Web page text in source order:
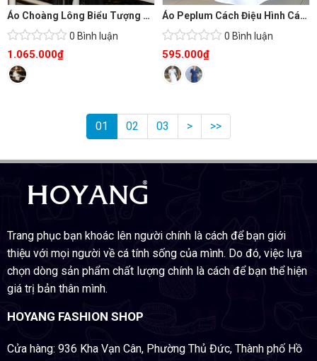
Áo Choàng Lông Biểu Tượng Của Đẳng Cấp
0 Bình luận
1.065.000₫
Áo Peplum Cách Điệu Hình Cánh Hoa
0 Bình luận
595.000₫
01 02 03 > >>
Trang phục bạn khoác lên người chính là cách để bạn giới
thiệu với mọi người về cá tính sống của mình. Do đó, việc lựa
chọn dòng sản phẩm chất lượng chính là cách để bạn thể hiện
giá trị bản thân mình.
HOYANG FASHION SHOP
Cửa hàng: 936 Kha Vạn Cân, Phường Thủ Đức, Thành phố Hồ